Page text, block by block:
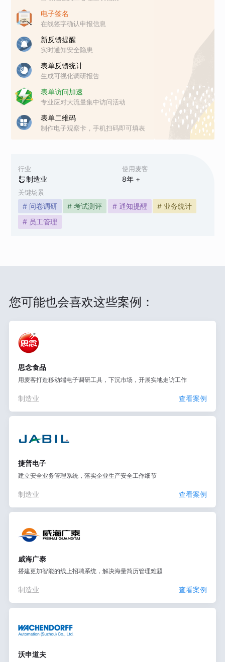
行业
制造业
使用麦客
8年 +
关键场景
# 问卷调研 # 考试测评 # 通知提醒
# 业务统计
# 员工管理
电子签名
在线签字确认申报信息
新反馈提醒
实时通知安全隐患
表单反馈统计
生成可视化调研报告
表单访问加速
专业应对大流量集中访问活动
表单二维码
制作电子观察卡，手机扫码即可填表
您可能也会喜欢这些案例：
思念食品
用麦客打造移动端电子调研工具，下沉市场，开展实地走访工作
制造业 查看案例
捷普电子
建立安全业务管理系统，落实企业生产安全工作细节
制造业 查看案例
威海广泰
搭建更加智能的线上招聘系统，解决海量简历管理难题
制造业 查看案例
沃申道夫